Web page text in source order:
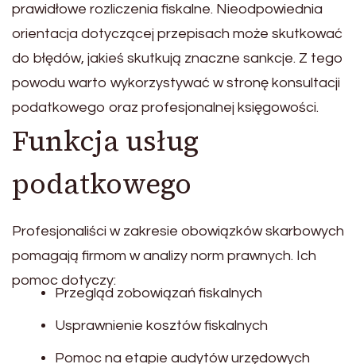
prawidłowe rozliczenia fiskalne. Nieodpowiednia
orientacja dotyczącej przepisach może skutkować
do błędów, jakieś skutkują znaczne sankcje. Z tego
powodu warto wykorzystywać w stronę konsultacji
podatkowego oraz profesjonalnej księgowości.
Funkcja usług
podatkowego
Profesjonaliści w zakresie obowiązków skarbowych
pomagają firmom w analizy norm prawnych. Ich
pomoc dotyczy:
Przegląd zobowiązań fiskalnych
Usprawnienie kosztów fiskalnych
Pomoc na etapie audytów urzędowych